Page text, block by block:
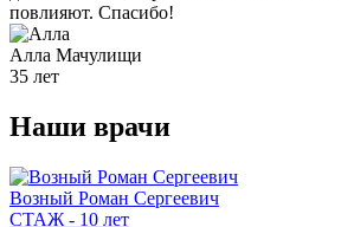
повлияют. Спасибо!
Алла Мачулищи
35 лет
Наши врачи
Возный Роман Сергеевич
СТАЖ - 10 лет